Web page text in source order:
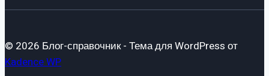
© 2026 Блог-справочник - Тема для WordPress от
Kadence WP